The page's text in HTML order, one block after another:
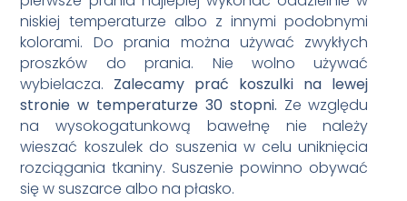
niskiej temperaturze albo z innymi podobnymi
kolorami. Do prania można używać zwykłych
proszków do prania. Nie wolno używać
wybielacza. Zalecamy prać koszulki na lewej
stronie w temperaturze 30 stopni. Ze względu
na wysokogatunkową bawełnę nie należy
wieszać koszulek do suszenia w celu uniknięcia
rozciągania tkaniny. Suszenie powinno obywać
się w suszarce albo na płasko.